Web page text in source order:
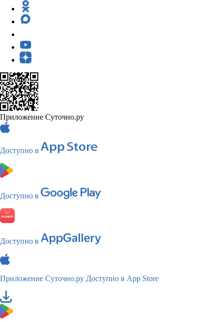
Приложение Суточно.ру
Доступно в
Доступно в
Доступно в
Приложение Суточно.ру Доступно в App Store